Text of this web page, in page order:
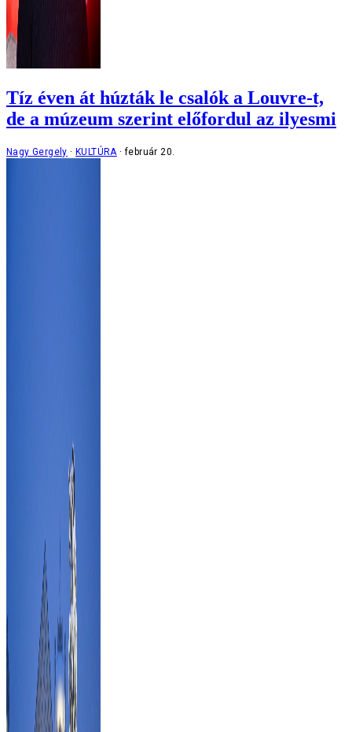
Tíz éven át húzták le csalók a Louvre-t,
de a múzeum szerint előfordul az ilyesmi
Nagy Gergely KULTÚRA február 20.